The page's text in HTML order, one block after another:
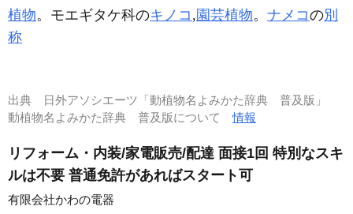
植物。モエギタケ科のキノコ , 園芸植物。 ナメコの別
称
出典
日外アソシエーツ「動植物名よみかた辞典 普及版」
動植物名よみかた辞典 普及版について情報
リフォーム・内装/家電販売/配達 面接1回 特別なスキ
ルは不要 普通免許があればスタート可
有限会社かわの電器